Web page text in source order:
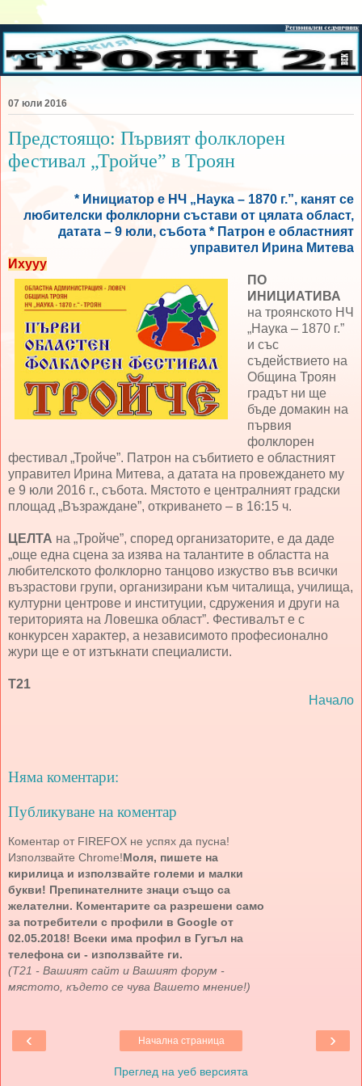
07 юли 2016
Предстоящо: Първият фолклорен
фестивал „Тройче” в Троян
* Инициатор е НЧ „Наука – 1870 г.”, канят се
любителски фолклорни състави от цялата област,
датата – 9 юли, събота * Патрон е областният
управител Ирина Митева
Ихууу
ПО
ИНИЦИАТИВА
на троянското НЧ
„Наука – 1870 г.”
и със
съдействието на
Община Троян
градът ни ще
бъде домакин на
първия
фолклорен
фестивал „Тройче”. Патрон на събитието е областният
управител Ирина Митева, а датата на провеждането му
е 9 юли 2016 г., събота. Мястото е централният градски
площад „Възраждане”, откриването – в 16:15 ч.
ЦЕЛТА на „Тройче”, според организаторите, е да даде
„още една сцена за изява на талантите в областта на
любителското фолклорно танцово изкуство във всички
възрастови групи, организирани към читалища, училища,
културни центрове и институции, сдружения и други на
територията на Ловешка област”. Фестивалът е с
конкурсен характер, а независимото професионално
жури ще е от изтъкнати специалисти.
Т21
Начало
Няма коментари:
Публикуване на коментар
Коментар от FIREFOX не успях да пусна!
Използвайте Chrome!Моля, пишете на
кирилица и използвайте големи и малки
букви! Препинателните знаци също са
желателни. Коментарите са разрешени само
за потребители с профили в Google от
02.05.2018! Всеки има профил в Гугъл на
телефона си - използвайте ги.
(Т21 - Вашият сайт и Вашият форум -
мястото, където се чува Вашето мнение!)
‹ ›
Начална страница
Преглед на уеб версията